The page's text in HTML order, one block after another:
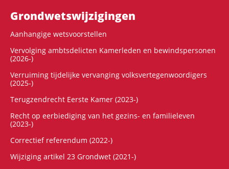
Grondwets­wijzigingen
Aanhangige wetsvoorstellen
Vervolging ambtsdelicten Kamerleden en bewindspersonen
(2026-)
Verruiming tijdelijke vervanging volksvertegenwoordigers
(2025-)
Terugzendrecht Eerste Kamer (2023-)
Recht op eerbiediging van het gezins- en familieleven
(2023-)
Correctief referendum (2022-)
Wijziging artikel 23 Grondwet (2021-)